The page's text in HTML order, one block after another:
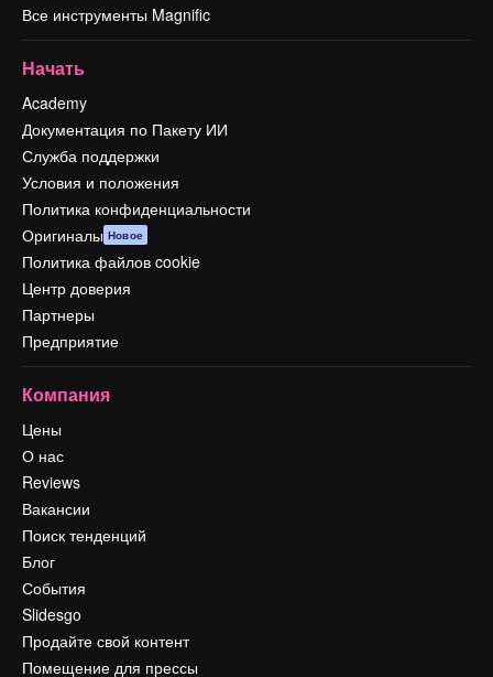
Все инструменты Magnific
Начать
Academy
Документация по Пакету ИИ
Служба поддержки
Условия и положения
Политика конфиденциальности
Оригиналы Новое
Политика файлов cookie
Центр доверия
Партнеры
Предприятие
Компания
Цены
О нас
Reviews
Вакансии
Поиск тенденций
Блог
События
Slidesgo
Продайте свой контент
Помещение для прессы